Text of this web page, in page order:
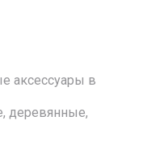
аксессуары в
деревянные,